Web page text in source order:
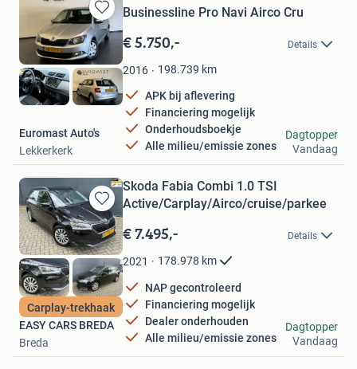
Bewaren
in
Mijn
Favorieten
Businessline Pro Navi Airco Cru
€ 5.750,- Details
2016 198.739 km
APK bij aflevering
Financiering mogelijk
Onderhoudsboekje
Alle milieu/emissie zones
Euromast Auto's
Lekkerkerk
Dagtopper
Vandaag
Bewaren
in
Mijn
Favorieten
Carplay-trekhaak
Skoda Fabia Combi 1.0 TSI
Active/Carplay/Airco/cruise/parkee
€ 7.495,- Details
2021 178.978 km
NAP gecontroleerd
Financiering mogelijk
Dealer onderhouden
Alle milieu/emissie zones
EASY CARS BREDA
Breda
Dagtopper
Vandaag